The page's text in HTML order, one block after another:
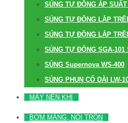
SÚNG TỰ ĐỘNG ÁP
SÚNG TỰ ĐỘNG LẮP
SÚNG TỰ ĐỘNG LẮP
SÚNG TỰ ĐỘNG SGA-101
SÚNG Supernova WS-400
SÚNG PHUN CỔ DÀI LW-
MÁY NÉN KHÍ
BƠM MÀNG, NỒI TRỘN